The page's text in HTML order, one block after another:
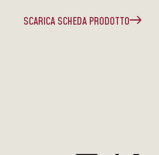
SCARICA SCHEDA PRODOTTO